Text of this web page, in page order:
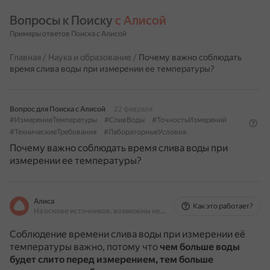
Вопросы к Поиску с Алисой
Примеры ответов Поиска с Алисой
Главная / Наука и образование / Почему важно соблюдать
время слива воды при измерении ее температуры?
Вопрос для Поиска с Алисой
22 февраля
#ИзмерениеТемпературы
#СливВоды
#ТочностьИзмерений
#ТехническиеТребования
#ЛабораторныеУсловия
Почему важно соблюдать время слива воды при
измерении ее температуры?
Алиса
На основе источников, возможны неточности
Как это работает?
Соблюдение времени слива воды при измерении её
температуры важно, потому что чем больше воды
будет слито перед измерением, тем больше